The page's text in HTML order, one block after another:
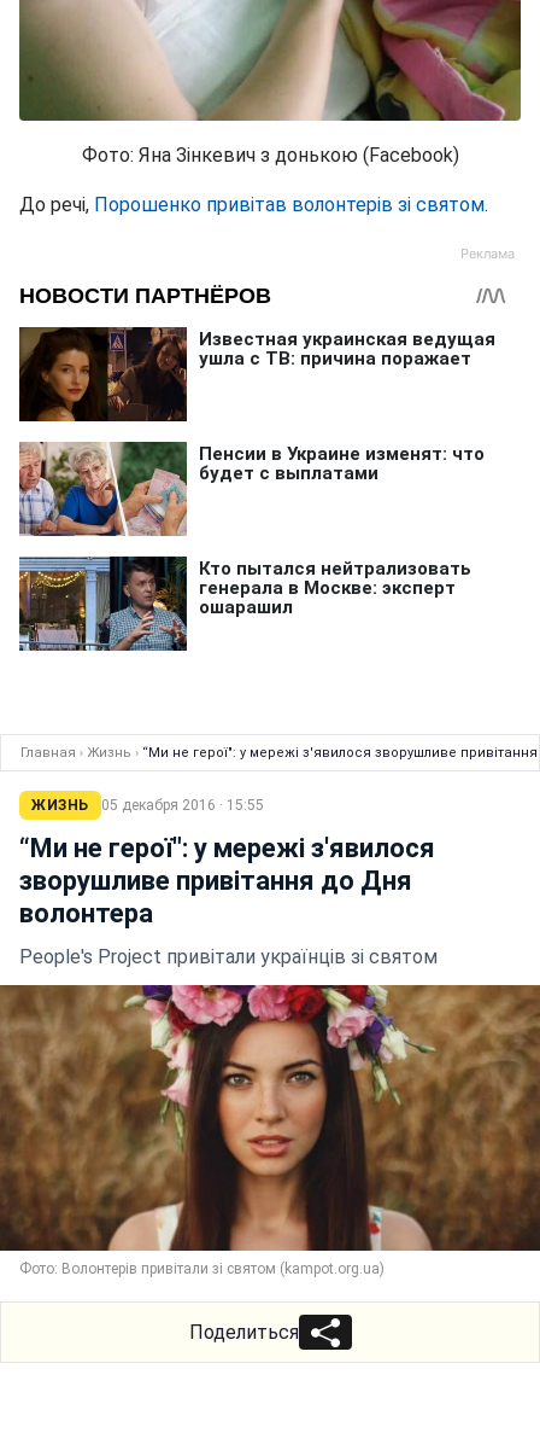
Фото: Яна Зінкевич з донькою (Facebook)
До речі, Порошенко привітав волонтерів зі святом.
Главная › Жизнь › “Ми не герої": у мережі з'явилося зворушливе
ЖИЗНЬ 05 декабря 2016 · 15:55
“Ми не герої": у мережі з'явилося
зворушливе привітання до Дня
волонтера
People's Project привітали українців зі святом
Фото: Волонтерів привітали зі святом (kampot.org.ua)
Поделиться